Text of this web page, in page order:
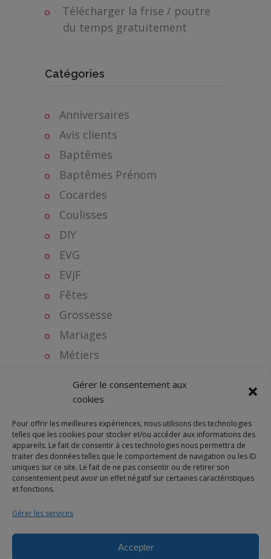
Gérer le consentement aux
cookies
Pour offrir les meilleures expériences, nous utilisons des technologies
telles que les cookies pour stocker et/ou accéder aux informations des
appareils. Le fait de consentir à ces technologies nous permettra de
traiter des données telles que le comportement de navigation ou les ID
uniques sur ce site. Le fait de ne pas consentir ou de retirer son
consentement peut avoir un effet négatif sur certaines caractéristiques
et fonctions.
Gérer les services
Accepter
Télécharger la frise / poutre
du temps gratuitement
Catégories
Anniversaires
Avis clients
Baptêmes
Baptêmes Prénom
Cocardes
Coulisses
DIY
EVG
EVJF
Fêtes
Grossesse
Mariages
Métiers
Objets personnalisés
Séries
Super témoin